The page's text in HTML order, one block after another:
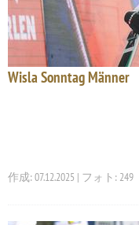
Wisla Sonntag Männer
作成: 07.12.2025 | フォト: 249